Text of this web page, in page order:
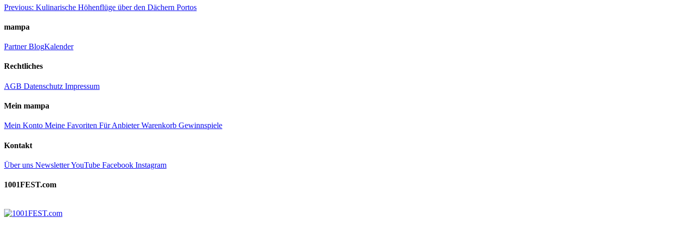
Beitragsnavigation
Previous: Kulinarische Höhenflüge über den Dächern Portos
mampa
PartnerBlogKalender
Rechtliches
AGB Datenschutz Impressum
Mein mampa
Mein Konto Meine Favoriten Für AnbieterWarenkorb Gewinnspiele
Kontakt
Über uns NewsletterYouTube Facebook Instagram
1001FEST.com